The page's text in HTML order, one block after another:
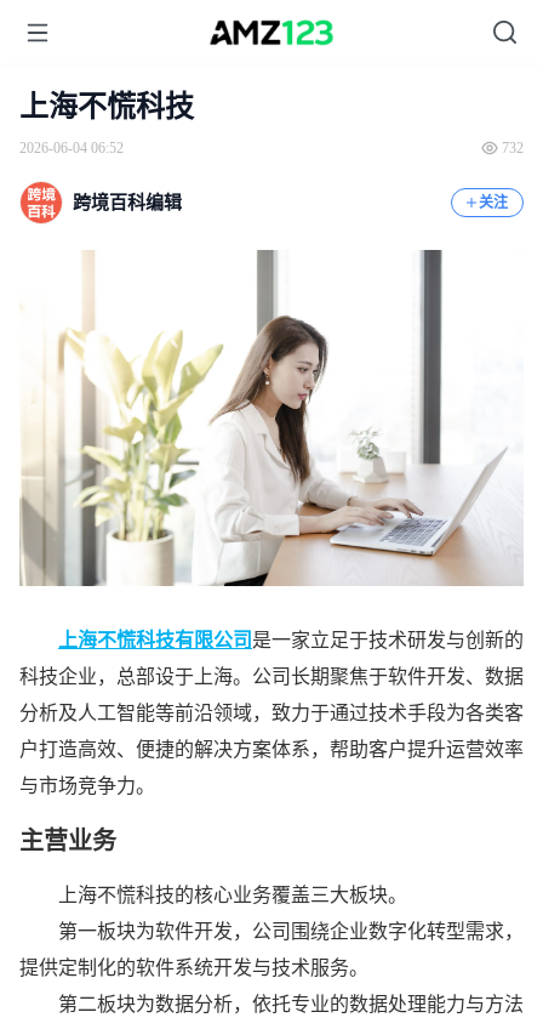
上海不慌科技
2026-06-04 06:52 732
跨境百科编辑 关注
上海不慌科技有限公司 是一家立足于技术研发与创新的
科技企业，总部设于上海。公司长期聚焦于软件开发、数据
分析及人工智能等前沿领域，致力于通过技术手段为各类客
户打造高效、便捷的解决方案体系，帮助客户提升运营效率
与市场竞争力。
主营业务
上海不慌科技的核心业务覆盖三大板块。
第一板块为软件开发，公司围绕企业数字化转型需求，
提供定制化的软件系统开发与技术服务。
第二板块为数据分析，依托专业的数据处理能力与方法